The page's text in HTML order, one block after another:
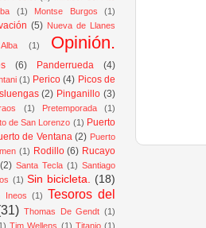
(1) Montse Burgos
(1)
(5) Nueva de Llanes
(1)
Opinión.
(6) Panderrueda
(4)
(1) Perico (4) Picos de
(2) Pinganillo (3)
(1) Pretemporada (1)
de San Lorenzo (1) Puerto
de Ventana (2) Puerto
(1) Rodillo (6) Rucayo
(2) Santa Tecla (1) Santiago
(1) Sin bicicleta. (18)
Ineos (1) Tesoros del
Thomas De Gendt (1)
Tim Wellens (1) Titanio (1)